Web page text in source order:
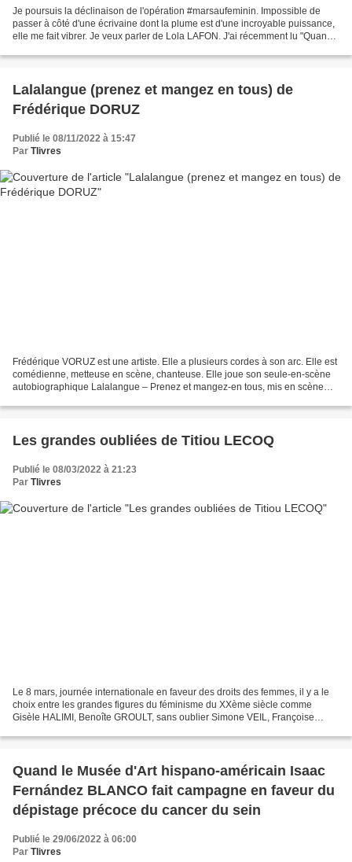
Je poursuis la déclinaison de l'opération #marsaufeminin. Impossible de
passer à côté d'une écrivaine dont la plume est d'une incroyable puissance,
elle me fait vibrer. Je veux parler de Lola LAFON. J'ai récemment lu "Quand
Lalalangue (prenez et mangez en tous) de
Frédérique DORUZ
Publié le 08/11/2022 à 15:47
Par Tlivres
Frédérique VORUZ est une artiste. Elle a plusieurs cordes à son arc. Elle est
comédienne, metteuse en scène, chanteuse. Elle joue son seule-en-scène
autobiographique Lalalangue – Prenez et mangez-en tous, mis en scène
Les grandes oubliées de Titiou LECOQ
Publié le 08/03/2022 à 21:23
Par Tlivres
Le 8 mars, journée internationale en faveur des droits des femmes, il y a le
choix entre les grandes figures du féminisme du XXème siècle comme
Gisèle HALIMI, Benoîte GROULT, sans oublier Simone VEIL, Françoise
Quand le Musée d'Art hispano-américain Isaac
Fernández BLANCO fait campagne en faveur du
dépistage précoce du cancer du sein
Publié le 29/06/2022 à 06:00
Par Tlivres